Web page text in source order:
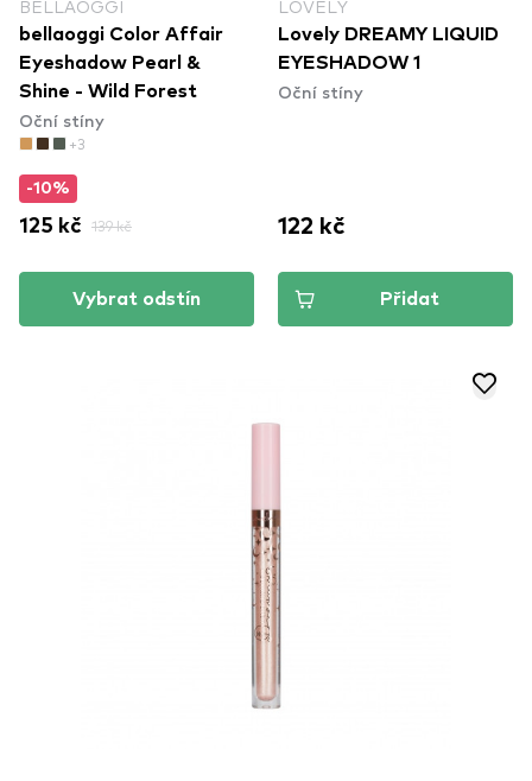
BELLAOGGI
bellaoggi Color Affair
Eyeshadow Pearl &
Shine - Wild Forest
Oční stíny
+3
-10%
125 kč 139 kč
Vybrat odstín
LOVELY
Lovely DREAMY LIQUID
EYESHADOW 1
Oční stíny
122 kč
Přidat